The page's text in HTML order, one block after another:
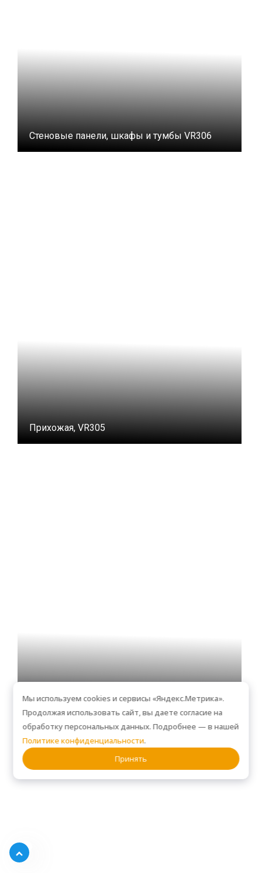
Стеновые панели, шкафы и тумбы VR306
Прихожая, VR305
Кухня, VR304
Мы используем cookies и сервисы «Яндекс.Метрика».
Продолжая использовать сайт, вы даете согласие на
обработку персональных данных. Подробнее — в нашей
Политике конфиденциальности.
Принять